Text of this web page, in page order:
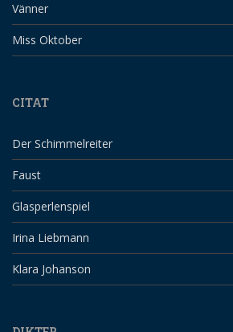
Vänner
Miss Oktober
CITAT
Der Schimmelreiter
Faust
Glasperlenspiel
Irina Liebmann
Klara Johanson